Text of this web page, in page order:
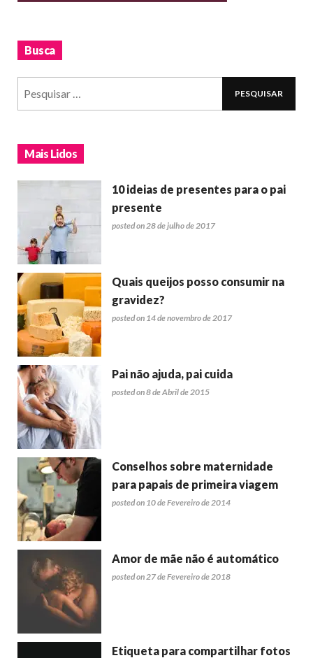
Busca
Mais Lidos
10 ideias de presentes para o pai
presente
posted on 28 de julho de 2017
Quais queijos posso consumir na
gravidez?
posted on 14 de novembro de 2017
Pai não ajuda, pai cuida
posted on 8 de Abril de 2015
Conselhos sobre maternidade
para papais de primeira viagem
posted on 10 de Fevereiro de 2014
Amor de mãe não é automático
posted on 27 de Fevereiro de 2018
Etiqueta para compartilhar fotos